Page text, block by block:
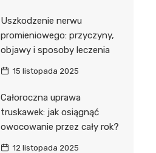
Uszkodzenie nerwu
promieniowego: przyczyny,
objawy i sposoby leczenia
15 listopada 2025
Całoroczna uprawa
truskawek: jak osiągnąć
owocowanie przez cały rok?
12 listopada 2025